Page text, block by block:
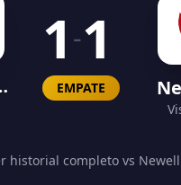
1 -1
EMPATE
historial completo vs